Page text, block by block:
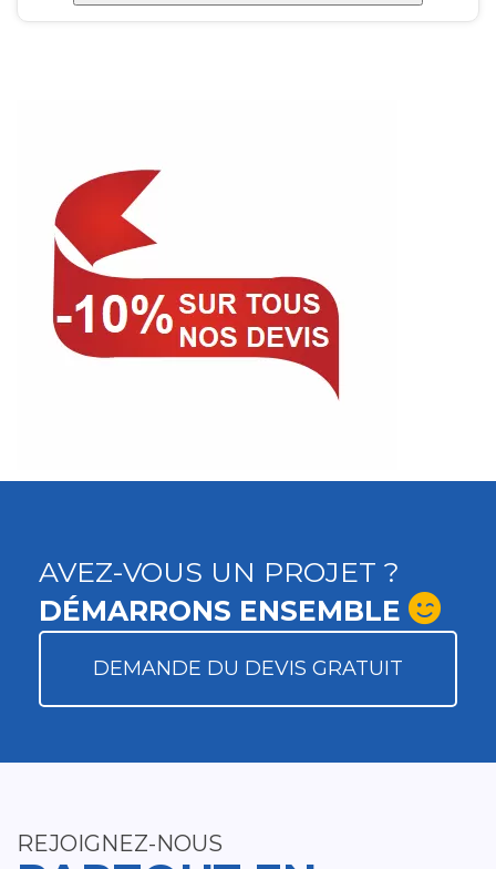
AVEZ-VOUS UN PROJET ?
DÉMARRONS ENSEMBLE
DEMANDE DU DEVIS GRATUIT
REJOIGNEZ-NOUS